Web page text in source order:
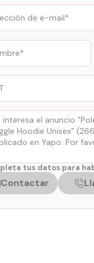
tus datos para
Contactar